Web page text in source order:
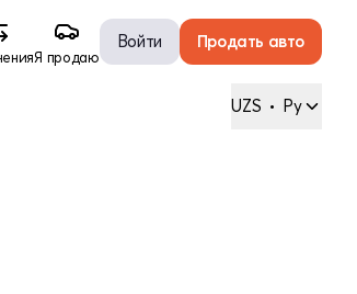
Я продаю
Войти Продать авто
UZS • Ру